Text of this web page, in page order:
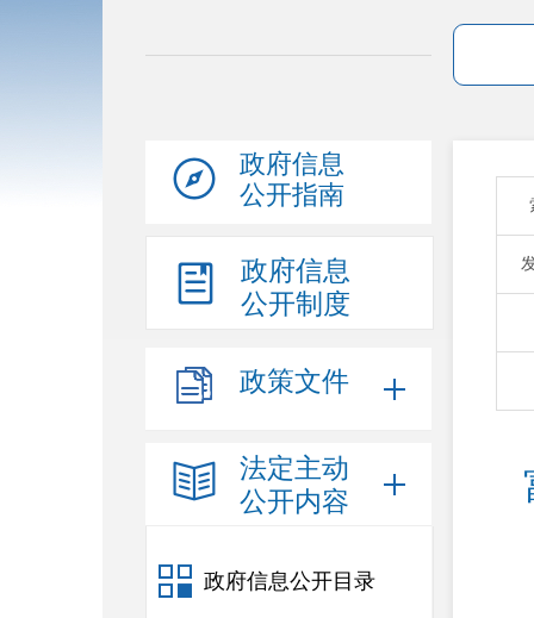
政府信息
公开指南
政府信息
公开制度
政策文件
法定主动
公开内容
政府信息公开目录